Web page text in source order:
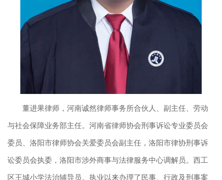
董进果律师，河南诚然律师事务所合伙人、副主任、劳动
与社会保障业务部主任。河南省律师协会刑事诉讼专业委员会
委员、洛阳市律师协会关爱委员会副主任，洛阳市律协刑事诉
讼委员会执委，洛阳市涉外商事与法律服务中心调解员。西工
区王城小学法治辅导员。执业以来办理了民事、行政及刑事案